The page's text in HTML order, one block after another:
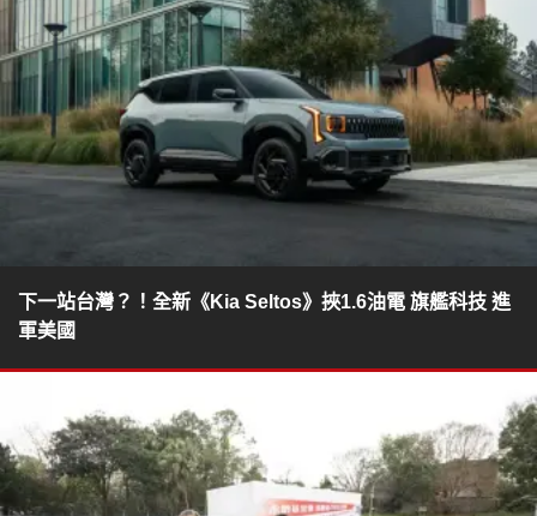
下一站台灣？！全新《Kia Seltos》挾1.6油電 旗艦科技 進
軍美國